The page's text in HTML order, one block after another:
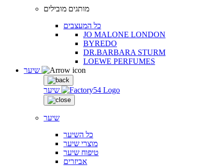
מותגים מובילים
כל המעצבים
JO MALONE LONDON
BYREDO
DR.BARBARA STURM
LOEWE PERFUMES
שיער
שיער
כל השיער
מוצרי שיער
טיפוח שיער
אביזרים